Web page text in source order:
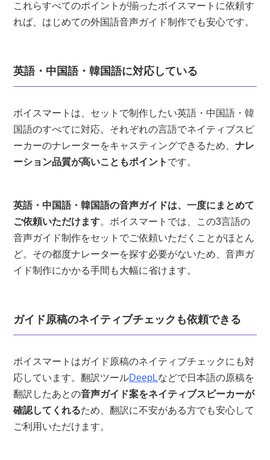
これらすべてのポイントが揃ったボイスマートに依頼す
れば、はじめての外国語音声ガイド制作でも安心です。
英語・中国語・韓国語に対応している
ボイスマートは、セットで制作したい英語・中国語・韓
国語のすべてに対応。それぞれの言語でネイティブスピ
ーカーのナレーターをキャスティングできるため、ナレ
ーション品質が高いこともポイント です。
英語・中国語・韓国語の音声ガイドは、一度にまとめて
ご依頼いただけます。ボイスマートでは、この3言語の
音声ガイド制作をセットでご依頼いただくことがほとん
ど。その都度ナレーターを探す必要がないため、音声ガ
イド制作にかかる手間も大幅に省けます。
ガイド原稿のネイティブチェックも依頼できる
ボイスマートはガイド原稿のネイティブチェックにも対
応しています。翻訳ツールDeepLなどで日本語の原稿を
翻訳したあとの音声ガイド案をネイティブスピーカーが
確認してくれるため、翻訳に不安がある方でも安心して
ご利用いただけます。